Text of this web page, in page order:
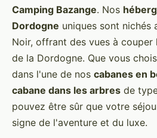
Camping Bazange. Nos
Dordogne uniques sont
Noir, offrant des vues à
de la Dordogne. Que vous
dans l'une de nos cabanes en
cabane dans les arbres de
pouvez être sûr que votre
signe de l'aventure et du luxe.